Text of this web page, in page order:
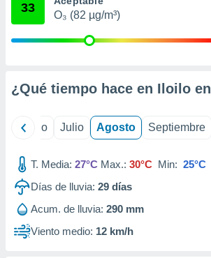
publicidad
publicidad
1199
33
O₃ (82 µg/m³)
¿Qué tiempo hace en Iloilo en
Junio Julio Agosto Septiembre
T. Media: 27°C Max.: 30°C Min: 25°C
Días de lluvia: 29 días
Acum. de lluvia: 290 mm
Viento medio: 12 km/h